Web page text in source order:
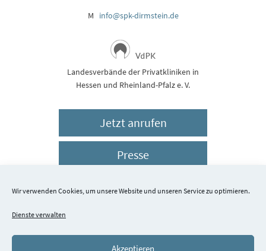
Wir verwenden Cookies, um unsere Website und unseren Service zu optimieren.
Dienste verwalten
Akzeptieren
M info@spk-dirmstein.de
Landesverbände der Privatkliniken in
Hessen und Rheinland-Pfalz e. V.
Jetzt anrufen
Presse
Impressum